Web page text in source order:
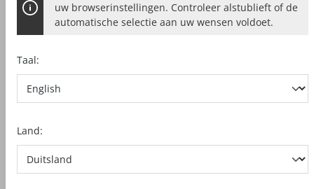
ZESKANTAANSLUITING
Ø 8 mm, Totale lengte 320 mm
uw browserinstellingen. Controleer alstublieft of de
automatische selectie aan uw wensen voldoet.
Taal:
Land: